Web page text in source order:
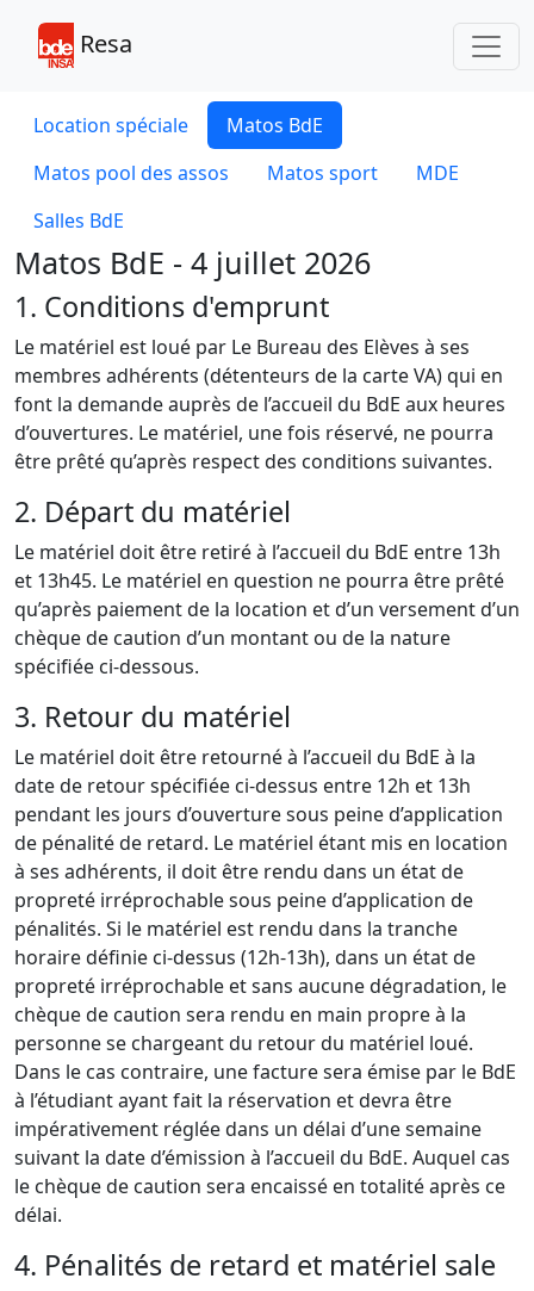
Resa
Location spéciale
Matos BdE
Matos pool des assos
Matos sport
MDE
Salles BdE
Matos BdE - 4 juillet 2026
1. Conditions d'emprunt
Le matériel est loué par Le Bureau des Elèves à ses
membres adhérents (détenteurs de la carte VA) qui en
font la demande auprès de l’accueil du BdE aux heures
d’ouvertures. Le matériel, une fois réservé, ne pourra
être prêté qu’après respect des conditions suivantes.
2. Départ du matériel
Le matériel doit être retiré à l’accueil du BdE entre 13h
et 13h45. Le matériel en question ne pourra être prêté
qu’après paiement de la location et d’un versement d’un
chèque de caution d’un montant ou de la nature
spécifiée ci-dessous.
3. Retour du matériel
Le matériel doit être retourné à l’accueil du BdE à la
date de retour spécifiée ci-dessus entre 12h et 13h
pendant les jours d’ouverture sous peine d’application
de pénalité de retard. Le matériel étant mis en location
à ses adhérents, il doit être rendu dans un état de
propreté irréprochable sous peine d’application de
pénalités. Si le matériel est rendu dans la tranche
horaire définie ci-dessus (12h-13h), dans un état de
propreté irréprochable et sans aucune dégradation, le
chèque de caution sera rendu en main propre à la
personne se chargeant du retour du matériel loué.
Dans le cas contraire, une facture sera émise par le BdE
à l’étudiant ayant fait la réservation et devra être
impérativement réglée dans un délai d’une semaine
suivant la date d’émission à l’accueil du BdE. Auquel cas
le chèque de caution sera encaissé en totalité après ce
délai.
4. Pénalités de retard et matériel sale